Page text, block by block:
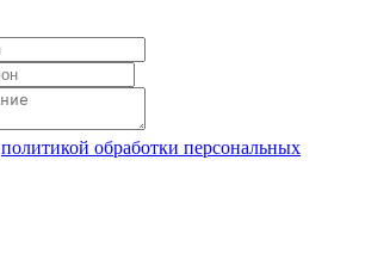
политикой обработки персональных